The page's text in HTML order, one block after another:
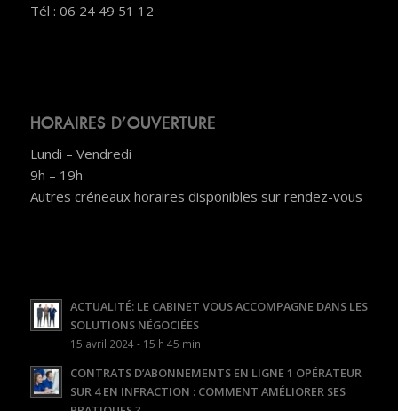
Tél : 06 24 49 51 12
HORAIRES D’OUVERTURE
Lundi – Vendredi
9h – 19h
Autres créneaux horaires disponibles sur rendez-vous
ACTUALITÉ: LE CABINET VOUS ACCOMPAGNE DANS LES
SOLUTIONS NÉGOCIÉES
15 avril 2024 - 15 h 45 min
CONTRATS D’ABONNEMENTS EN LIGNE 1 OPÉRATEUR
SUR 4 EN INFRACTION : COMMENT AMÉLIORER SES